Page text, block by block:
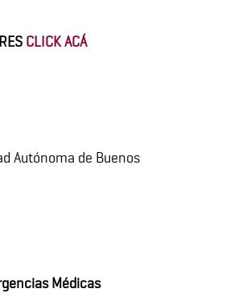
CLICK ACÁ
Autónoma de Buenos
Médicas